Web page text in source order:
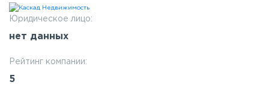
Юридическое лицо:
нет данных
Рейтинг компании:
5